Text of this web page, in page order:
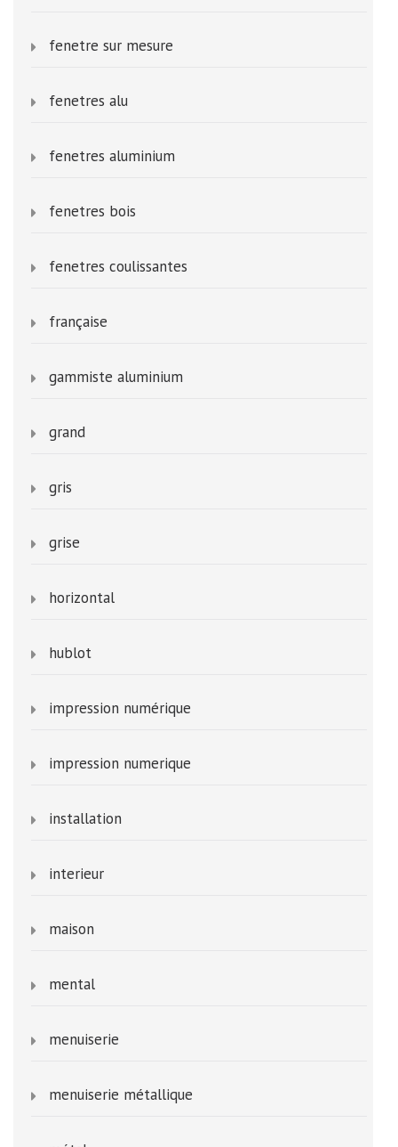
fenetre sur mesure
fenetres alu
fenetres aluminium
fenetres bois
fenetres coulissantes
française
gammiste aluminium
grand
gris
grise
horizontal
hublot
impression numérique
impression numerique
installation
interieur
maison
mental
menuiserie
menuiserie métallique